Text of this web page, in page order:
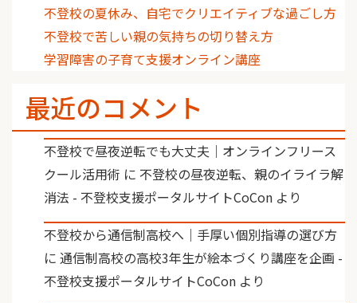
不登校の夏休み、自宅でクリエイティブな過ごし方
不登校で苦しい親の気持ちの切り替え方
学習障害の子育て支援オンライン講座
最近のコメント
不登校で昼夜逆転でも大丈夫｜オンラインフリース
クール活用術 に 不登校の昼夜逆転、親のイライラ解
消法 - 不登校支援ポータルサイトCoCon より
不登校から通信制高校へ｜手厚い個別指導の選び方
に 通信制高校の高校3年生が絵本づくり講座を企画 -
不登校支援ポータルサイトCoCon より